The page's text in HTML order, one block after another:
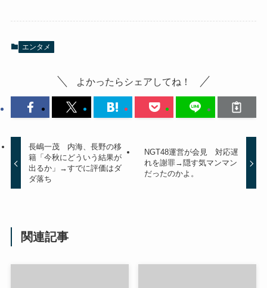
エンタメ
よかったらシェアしてね！
長嶋一茂 内海、長野の移
籍「今秋にどういう結果が
出るか」→すでに評価はダ
ダ落ち
NGT48運営が会見 対応遅
れを謝罪→隠す気マンマン
だったのかよ。
関連記事